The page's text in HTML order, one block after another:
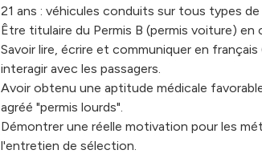
21 ans : véhicules conduits sur tous types de
Être titulaire du Permis B (permis voiture) en
Savoir lire, écrire et communiquer en
interagir avec les passagers.
Avoir obtenu une aptitude médicale
agréé "permis lourds".
Démontrer une réelle motivation pour les
l'entretien de sélection.